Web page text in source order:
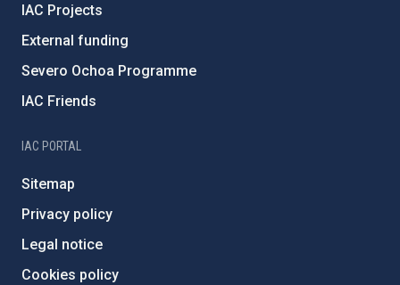
IAC Projects
External funding
Severo Ochoa Programme
IAC Friends
IAC PORTAL
Sitemap
Privacy policy
Legal notice
Cookies policy